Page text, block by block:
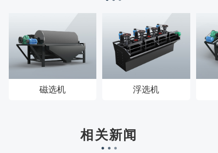
磁选机 浮选机
相关新闻